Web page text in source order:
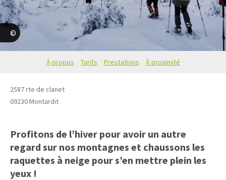
Thomas Lafitte
À propos Tarifs Prestations À proximité
2587 rte de clanet
09230Montardit
Profitons de l’hiver pour avoir un autre
regard sur nos montagnes et chaussons les
raquettes à neige pour s’en mettre plein les
yeux !